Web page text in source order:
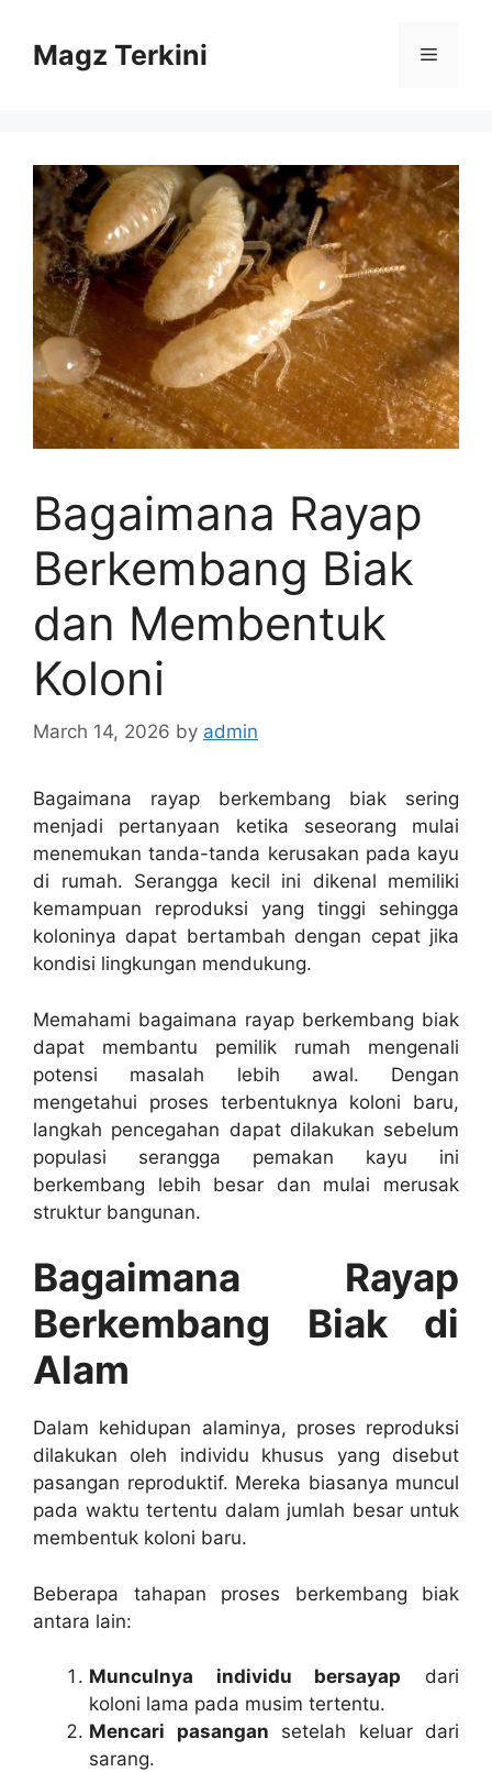
contentMagz Terkini Menu
Bagaimana Rayap
Berkembang Biak
dan Membentuk
Koloni
March 14, 2026 by admin
Bagaimana rayap berkembang biak sering
menjadi pertanyaan ketika seseorang mulai
menemukan tanda-tanda kerusakan pada kayu
di rumah. Serangga kecil ini dikenal memiliki
kemampuan reproduksi yang tinggi sehingga
koloninya dapat bertambah dengan cepat jika
kondisi lingkungan mendukung.
Memahami bagaimana rayap berkembang biak
dapat membantu pemilik rumah mengenali
potensi masalah lebih awal. Dengan
mengetahui proses terbentuknya koloni baru,
langkah pencegahan dapat dilakukan sebelum
populasi serangga pemakan kayu ini
berkembang lebih besar dan mulai merusak
struktur bangunan.
Bagaimana Rayap
Berkembang Biak di
Alam
Dalam kehidupan alaminya, proses reproduksi
dilakukan oleh individu khusus yang disebut
pasangan reproduktif. Mereka biasanya muncul
pada waktu tertentu dalam jumlah besar untuk
membentuk koloni baru.
Beberapa tahapan proses berkembang biak
antara lain:
Munculnya individu bersayap dari
koloni lama pada musim tertentu.
Mencari pasangan setelah keluar dari
sarang.